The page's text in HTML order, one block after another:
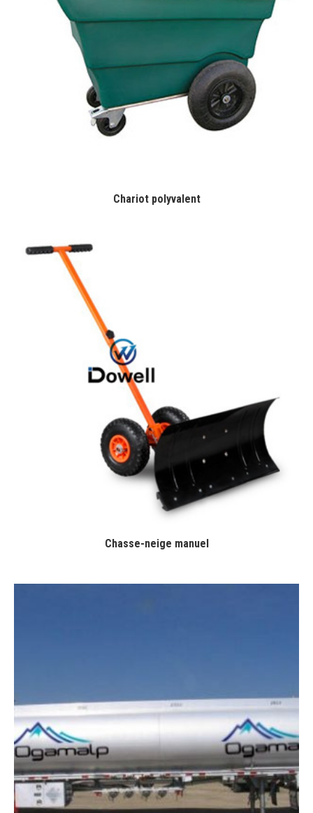
Chariot polyvalent
Chasse-neige manuel